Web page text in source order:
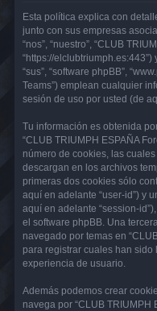
Esta política explica con
junto con sus empresas
“nos”, “nuestro”, “CLUB
“https://elclubtriumph.es:443”)
“sus”, “software phpBB”,
Teams”) emplean cualquier
sesión de uso por usted (de
Tu información es obtenida
“CLUB TRIUMPH ESPAÑA
número de cookies, las
descargan en los archivos
primeras dos cookies sólo
aquí en adelante “user-id”) y
aquí en adelante “session-
el software phpBB. Una
navegado por temas en
para registrar cuales han
experiencia de usuario.
Además podemos crear
navega por “CLUB TRIUMPH